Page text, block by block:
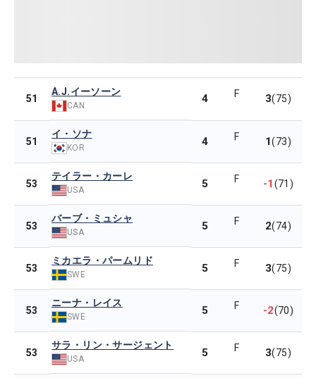
51
A.J.イーソーン
CAN
4 F 3(75)
51
イ・ソナ
KOR 4 F 1(73)
53
テイラー・カーレ
USA 5 F -1(71)
53
バーブ・ミュシャ
USA 5 F 2(74)
53
ミカエラ・パームリド
SWE 5 F 3(75)
53
ニーナ・レイス
SWE 5 F -2(70)
53
サラ・リン・サージェント
USA 5 F 3(75)